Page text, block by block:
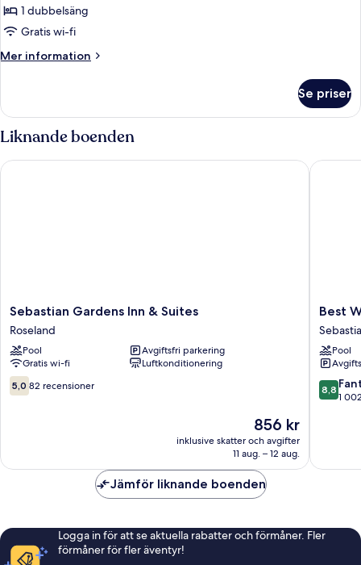
för
Standard
dubbelrum
1 dubbelsäng
Gratis wi-fi
Mer information
Mer
dubbelrum
Se priser
Liknande boenden
Sebastian
Gardens
Inn
&
Suites
Roseland
Sebastian Gardens Inn & Suites
Roseland
Pool
Avgiftsfri parkering
Gratis wi-fi
Luftkonditionering
5.0
av
5,0 82 recensioner
Priset
är
856 kr
856 kr
inklusive skatter och avgifter
11 aug. – 12 aug.
Sebastian Gardens Inn & Suites
Best
Western
Plus
Hotel
&
Suites
Best
Pool
8.8
av
8,8
1
Best
Jämför liknande boenden
Logga in för att se aktuella rabatter och förmåner. Fler
förmåner för fler äventyr!